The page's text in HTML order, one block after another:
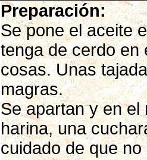
Preparación:
Se pone el aceite
tenga de cerdo en
cosas. Unas
magras.
Se apartan y en el
harina, una
cuidado de que